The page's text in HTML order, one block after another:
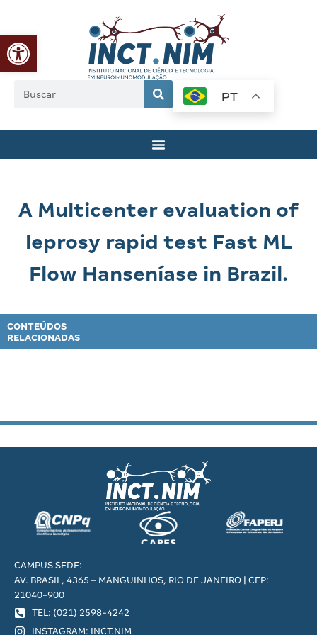
Abrir a barra de ferramentas
PT
A Multicenter evaluation of
leprosy rapid test Fast ML
Flow Hanseníase in Brazil.
CONTEÚDOS
RELACIONADAS
CAMPUS SEDE:
AV. BRASIL, 4365 – MANGUINHOS, RIO DE JANEIRO | CEP:
21040-900
TEL: (021) 2598-4242
INSTAGRAM: INCT.NIM